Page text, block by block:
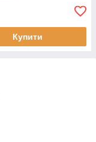
Купити